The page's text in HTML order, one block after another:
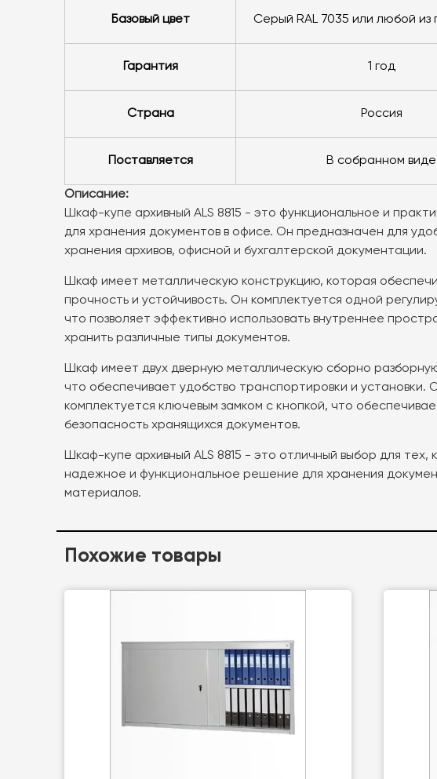
базовый цвет серый RAL 7035 или любой из
Гарантия 1 год
Страна Россия
Поставляется в собранном виде
Описание:
Шкаф-купе архивный ALS 8815 - это функциональное и
для хранения документов в офисе. Он предназначен для
хранения архивов, офисной и бухгалтерской документации.
Шкаф имеет металлическую конструкцию, которая
прочность и устойчивость. Он комплектуется одной
что позволяет эффективно использовать внутреннее
хранить различные типы документов.
Шкаф имеет двух дверную металлическую сборно
что обеспечивает удобство транспортировки и установки.
комплектуется ключевым замком с кнопкой, что
безопасность хранящихся документов.
Шкаф-купе архивный ALS 8815 - это отличный выбор для тех,
надежное и функциональное решение для хранения
материалов.
Похожие товары